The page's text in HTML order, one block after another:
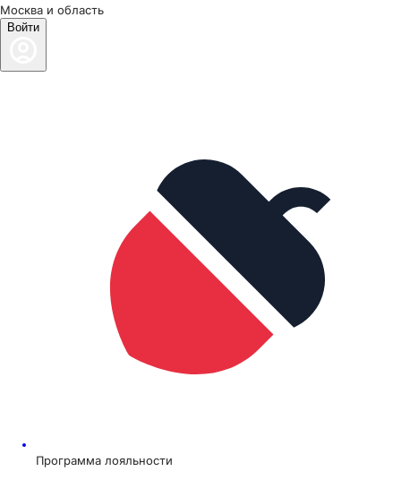
Москва и область
Войти
Программа лояльности